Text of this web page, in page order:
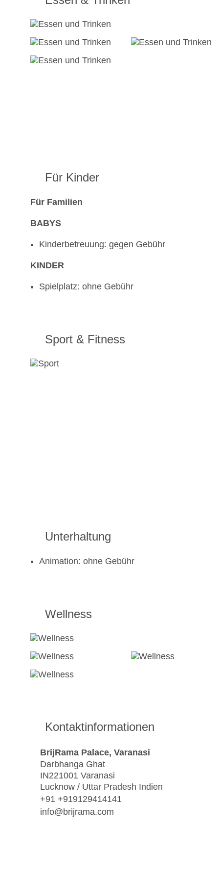
Für Kinder
Für Familien
BABYS
Kinderbetreuung: gegen Gebühr
KINDER
Spielplatz: ohne Gebühr
Sport & Fitness
Unterhaltung
Animation: ohne Gebühr
Wellness
Kontaktinformationen
BrijRama Palace, Varanasi
Darbhanga Ghat
IN221001 Varanasi
Lucknow / Uttar Pradesh Indien
+91 +919129414141
info@brijrama.com